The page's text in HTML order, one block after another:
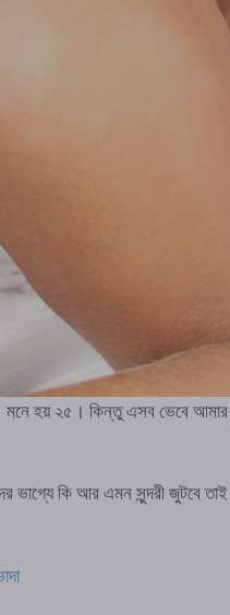
মনে হয় ২৫। কিন্তু এসব ভেবে
ভাগ্যে কি আর এমন সুন্দরী জুটবে